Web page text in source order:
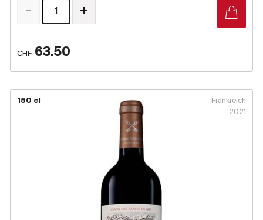
CHF 63.50
- +
150 cl
Frankreich
2021